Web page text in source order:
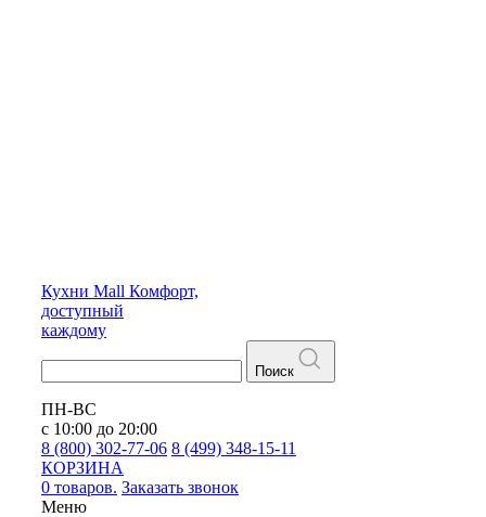
Кухни Mall Комфорт,
доступный
каждому
Поиск
ПН-ВС
с 10:00 до 20:00
8 (800) 302-77-06 8 (499) 348-15-11
КОРЗИНА
0 товаров. Заказать звонок
Меню